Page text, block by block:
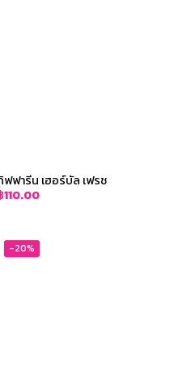
ฟฟารีน เฮอร์บัล เฟรช
110.00
-20%